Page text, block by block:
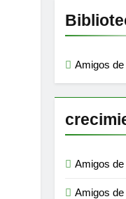
Amigos
Amigos
Amigos